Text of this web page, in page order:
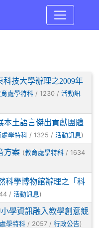
技大學辦理之2009年
育處學特科 / 1230 / 活動訊
本土語言傑出貢獻團體
處學特科 / 1325 / 活動訊息 )
方案 (教育處學特科 / 1634
科學博物館辦理之「科
/ 活動訊息 )
學資訊融入教學創意競
學特科 / 2057 / 行政公告)